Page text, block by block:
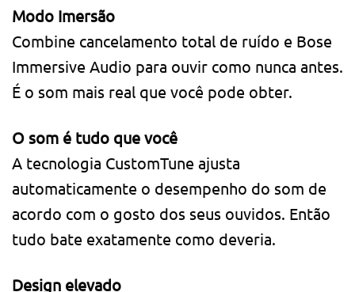
Modo Imersão
Combine cancelamento total de ruído e Bose
Immersive Audio para ouvir como nunca antes.
É o som mais real que você pode obter.
O som é tudo que você
A tecnologia CustomTune ajusta
automaticamente o desempenho do som de
acordo com o gosto dos seus ouvidos. Então
tudo bate exatamente como deveria.
Design elevado